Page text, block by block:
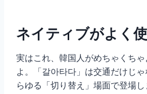
ネイティブがよく
実はこれ、韓国人がめちゃくち
よ。「갈아타다」は交通だけじ
らゆる「切り替え」場面で登場し